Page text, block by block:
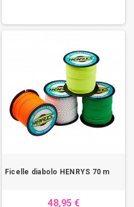
Ficelle diabolo HENRYS 70 m
48,95 €